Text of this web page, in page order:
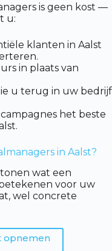
is geen kost —
u:
klanten in Aalst
in plaats van
u terug in uw bedrijf
het beste
in Aalst?
wat een
voor uw
wel concrete
opnemen